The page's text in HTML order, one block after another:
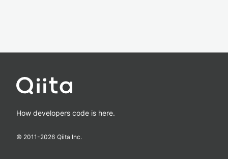
How developers code is here.
© 2011-2026 Qiita Inc.